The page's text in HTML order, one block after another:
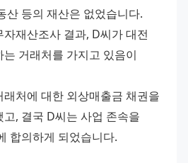
산 등의 재산은 없었습니다.
재산조사 결과, D씨가 대전
거래처를 가지고 있음이
처에 대한 외상매출금 채권을
, 결국 D씨는 사업 존속을
합의하게 되었습니다.